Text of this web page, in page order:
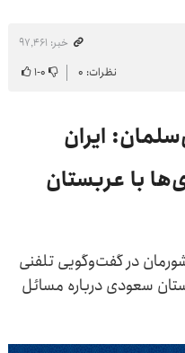
خبر: ۹۷٬۴۶۱
نظرات: ۰ ۰-۱
ایران
با عربستان
در گفت‌وگویی تلفنی
سعودی درباره مسائل